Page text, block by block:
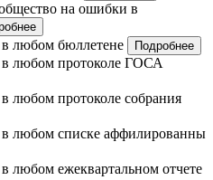
на ошибки в
любом бюллетене Подробнее
в любом протоколе ГОСА
любом протоколе собрания
в любом списке аффилированны
любом ежеквартальном отчете